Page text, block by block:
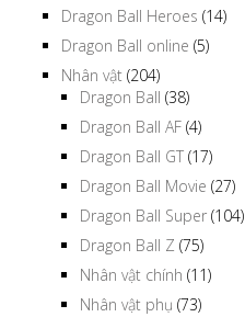
Dragon Ball Heroes (14)
Dragon Ball online (5)
Nhân vật (204)
Dragon Ball (38)
Dragon Ball AF (4)
Dragon Ball GT (17)
Dragon Ball Movie (27)
Dragon Ball Super (104)
Dragon Ball Z (75)
Nhân vật chính (11)
Nhân vật phụ (73)